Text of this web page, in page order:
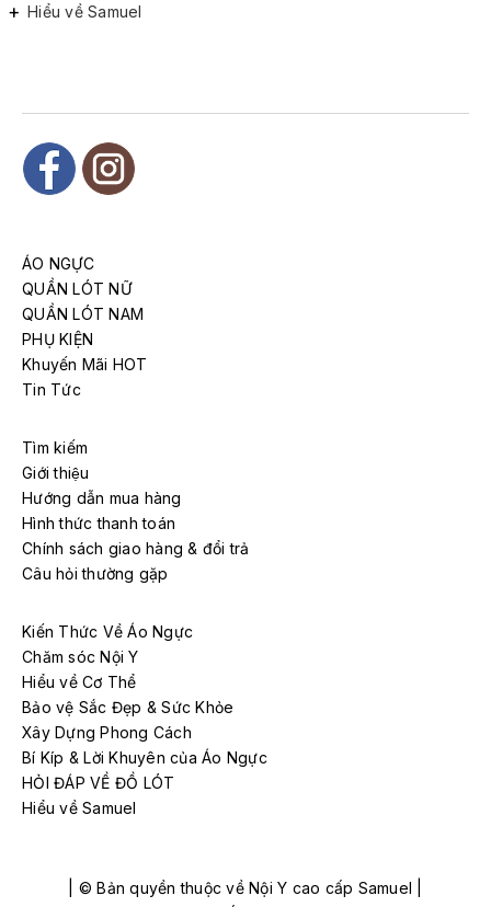
Hiểu về Samuel
ÁO NGỰC
QUẦN LÓT NỮ
QUẦN LÓT NAM
PHỤ KIỆN
Khuyến Mãi HOT
Tin Tức
Tìm kiếm
Giới thiệu
Hướng dẫn mua hàng
Hình thức thanh toán
Chính sách giao hàng & đổi trả
Câu hỏi thường gặp
Kiến Thức Về Áo Ngực
Chăm sóc Nội Y
Hiểu về Cơ Thể
Bảo vệ Sắc Đẹp & Sức Khỏe
Xây Dựng Phong Cách
Bí Kíp & Lời Khuyên của Áo Ngực
HỎI ĐÁP VỀ ĐỒ LÓT
Hiểu về Samuel
| © Bản quyền thuộc về Nội Y cao cấp Samuel |